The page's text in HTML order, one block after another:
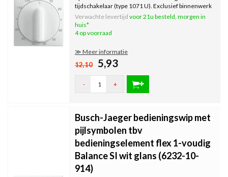
tijdschakelaar (type 1071 U). Exclusief binnenwerk
en afdekraam. Serie: Balance SI, kleur: wit glans.
Verwachte levertijd voor 21u besteld, morgen in
huis*
4 op voorraad
≫ Meer informatie
12,10 5,93
- +
Busch-Jaeger bedieningswip met
pijlsymbolen tbv
bedieningselement flex 1-voudig
Balance SI wit glans (6232-10-
914)